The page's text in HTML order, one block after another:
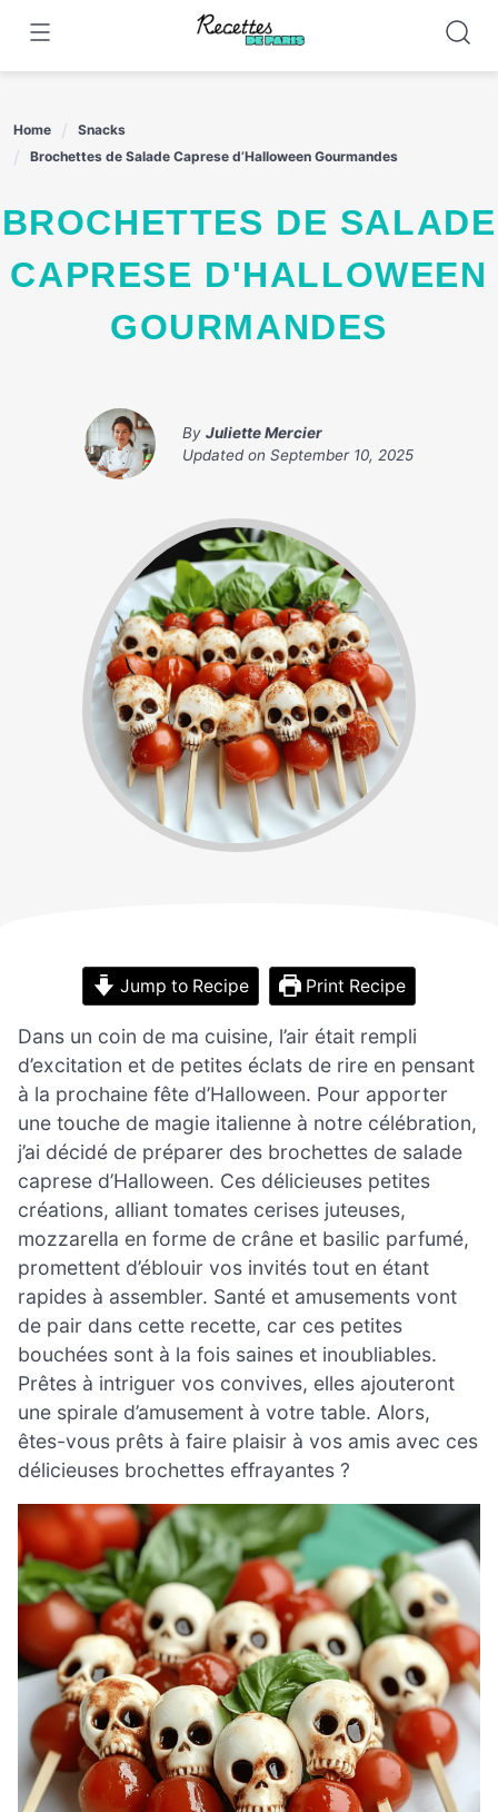
content
Home
Snacks
Brochettes de Salade Caprese d’Halloween Gourmandes
BROCHETTES DE SALADE
CAPRESE D'HALLOWEEN
GOURMANDES
By Juliette Mercier
Updated on September 10, 2025
Jump to Recipe Print Recipe
Dans un coin de ma cuisine, l’air était rempli
d’excitation et de petites éclats de rire en pensant
à la prochaine fête d’Halloween. Pour apporter
une touche de magie italienne à notre célébration,
j’ai décidé de préparer des brochettes de salade
caprese d’Halloween. Ces délicieuses petites
créations, alliant tomates cerises juteuses,
mozzarella en forme de crâne et basilic parfumé,
promettent d’éblouir vos invités tout en étant
rapides à assembler. Santé et amusements vont
de pair dans cette recette, car ces petites
bouchées sont à la fois saines et inoubliables.
Prêtes à intriguer vos convives, elles ajouteront
une spirale d’amusement à votre table. Alors,
êtes-vous prêts à faire plaisir à vos amis avec ces
délicieuses brochettes effrayantes ?